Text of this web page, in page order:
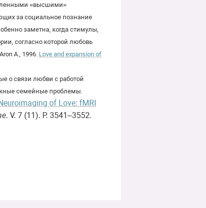
«высшими»
за социальное познание
заметна, когда стимулы,
согласно которой любовь
A., 1996. Love and expansion of
о связи любви с работой
семейные проблемы.
of Love: fMRI
. V. 7 (11). P. 3541–3552.